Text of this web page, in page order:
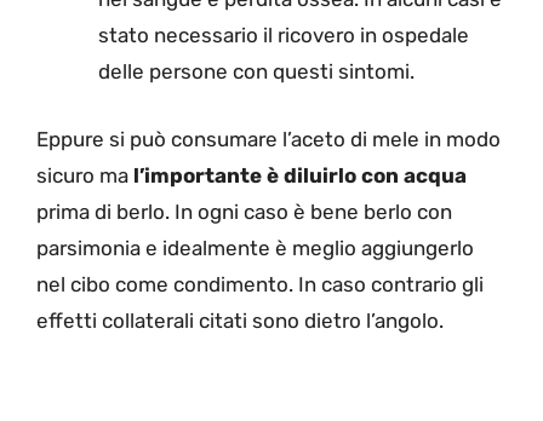
stato necessario il ricovero in ospedale
delle persone con questi sintomi.
Eppure si può consumare l’aceto di mele in modo
sicuro ma l’importante è diluirlo con acqua
prima di berlo. In ogni caso è bene berlo con
parsimonia e idealmente è meglio aggiungerlo
nel cibo come condimento. In caso contrario gli
effetti collaterali citati sono dietro l’angolo.